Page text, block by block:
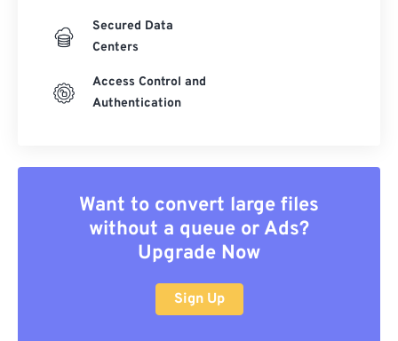
Secured Data
Centers
Access Control and
Authentication
Want to convert large files
without a queue or Ads?
Upgrade Now
Sign Up